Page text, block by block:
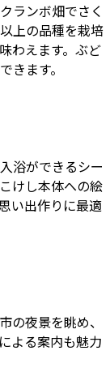
ランボ畑でさく
上の品種を栽培
わえます。ぶど
きます。
浴ができるシー
けし本体への絵
い出作りに最適
の夜景を眺め、
よる案内も魅力